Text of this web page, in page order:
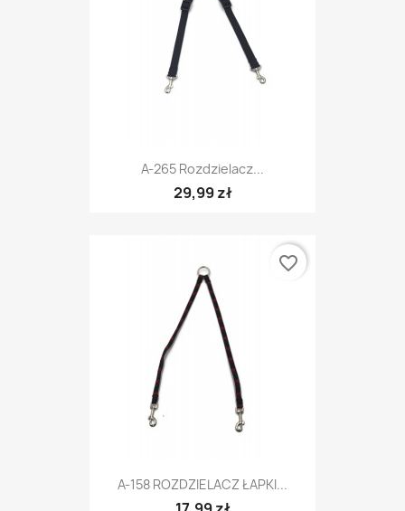
A-265 Rozdzielacz...
29,99 zł
A-158 ROZDZIELACZ ŁAPKI...
favorite_border